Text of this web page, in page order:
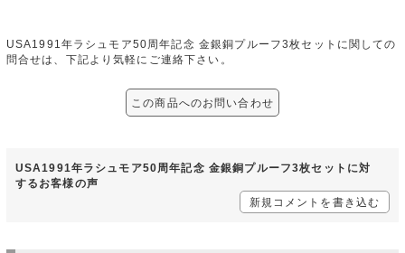
USA1991年ラシュモア50周年記念 金銀銅プルーフ3枚セットに関しての
問合せは、下記より気軽にご連絡下さい。
この商品へのお問い合わせ
USA1991年ラシュモア50周年記念 金銀銅プルーフ3枚セットに対
するお客様の声
新規コメントを書き込む